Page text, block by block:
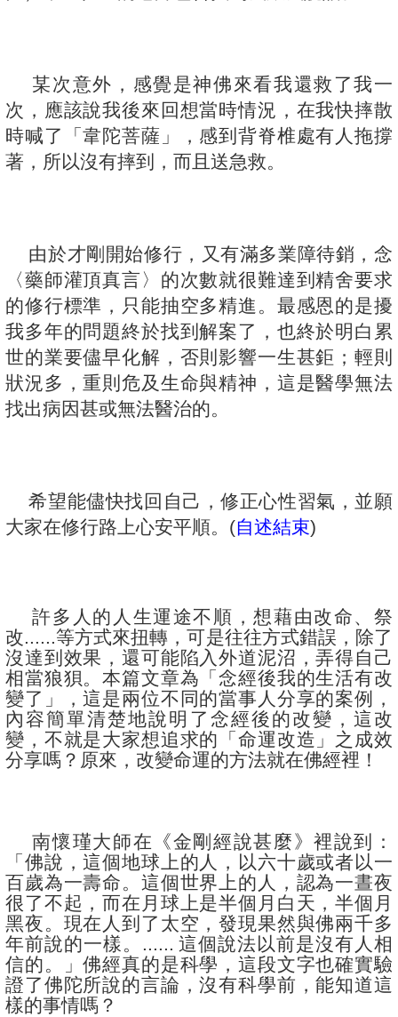
某次意外，感覺是神佛來看我還救了我一
次，應該說我後來回想當時情況，在我快摔散
時喊了「韋陀菩薩」，感到背脊椎處有人拖撐
著，所以沒有摔到，而且送急救。
由於才剛開始修行，又有滿多業障待銷，念
〈藥師灌頂真言〉的次數就很難達到精舍要求
的修行標準，只能抽空多精進。最感恩的是擾
我多年的問題終於找到解案了，也終於明白累
世的業要儘早化解，否則影響一生甚鉅；輕則
狀況多，重則危及生命與精神，這是醫學無法
找出病因甚或無法醫治的。
希望能儘快找回自己，修正心性習氣，並願
大家在修行路上心安平順。(自述結束)
許多人的人生運途不順，想藉由改命、祭
改......等方式來扭轉，可是往往方式錯誤，除了
沒達到效果，還可能陷入外道泥沼，弄得自己
相當狼狽。本篇文章為「念經後我的生活有改
變了」，這是兩位不同的當事人分享的案例，
內容簡單清楚地說明了念經後的改變，這改
變，不就是大家想追求的「命運改造」之成效
分享嗎？原來，改變命運的方法就在佛經裡！
南懷瑾大師在《金剛經說甚麼》裡說到：
「 佛說，這個地球上的人，以六十歲或者以一
百歲為一壽命。這個世界上的人，認為一晝夜
很了不起，而在月球上是半個月白天，半個月
黑夜。現在人到了太空，發現果然與佛兩千多
年前說的一樣。...... 這個說法以前是沒有人相
信的。
」佛經真的是科學，這段文字也確實驗
證了佛陀所說的言論，沒有科學前，能知道這
樣的事情嗎？